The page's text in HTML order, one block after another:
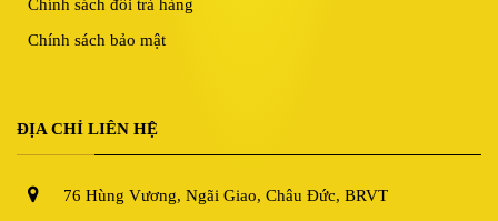
Chính sách đổi trả hàng
Chính sách bảo mật
ĐỊA CHỈ LIÊN HỆ
76 Hùng Vương, Ngãi Giao, Châu Đức, BRVT